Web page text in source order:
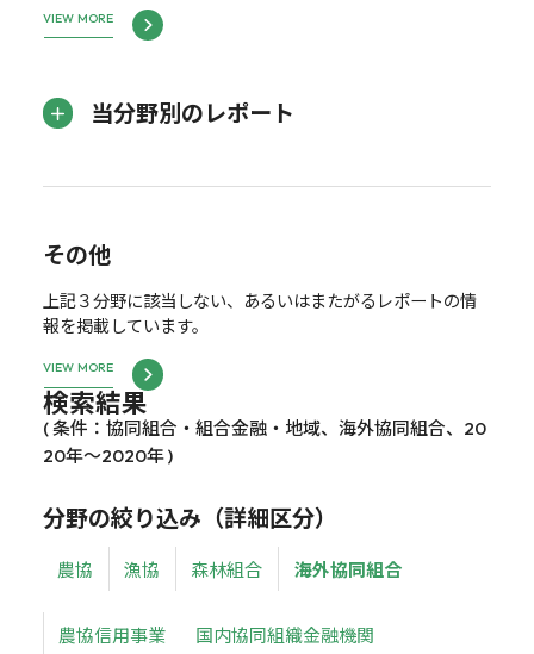
VIEW MORE
当分野別のレポート
その他
上記３分野に該当しない、あるいはまたがるレポートの情
報を掲載しています。
VIEW MORE
検索結果
( 条件：協同組合・組合金融・地域、海外協同組合、20
20年～2020年 )
分野の絞り込み（詳細区分）
農協 漁協 森林組合 海外協同組合
農協信用事業 国内協同組織金融機関